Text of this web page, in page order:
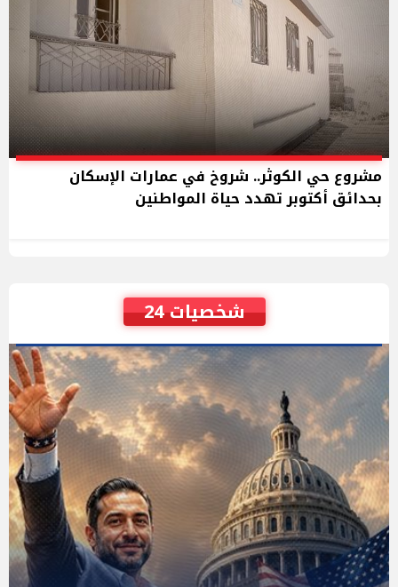
مشروع حي الكوثر.. شروخ في عمارات الإسكان
بحدائق أكتوبر تهدد حياة المواطنين
شخصيات 24